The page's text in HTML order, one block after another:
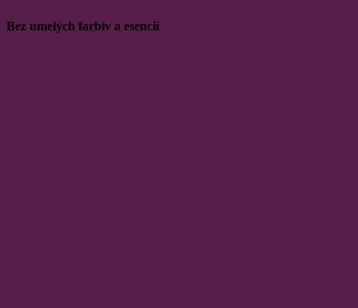
Bez umelých farbív a esencií